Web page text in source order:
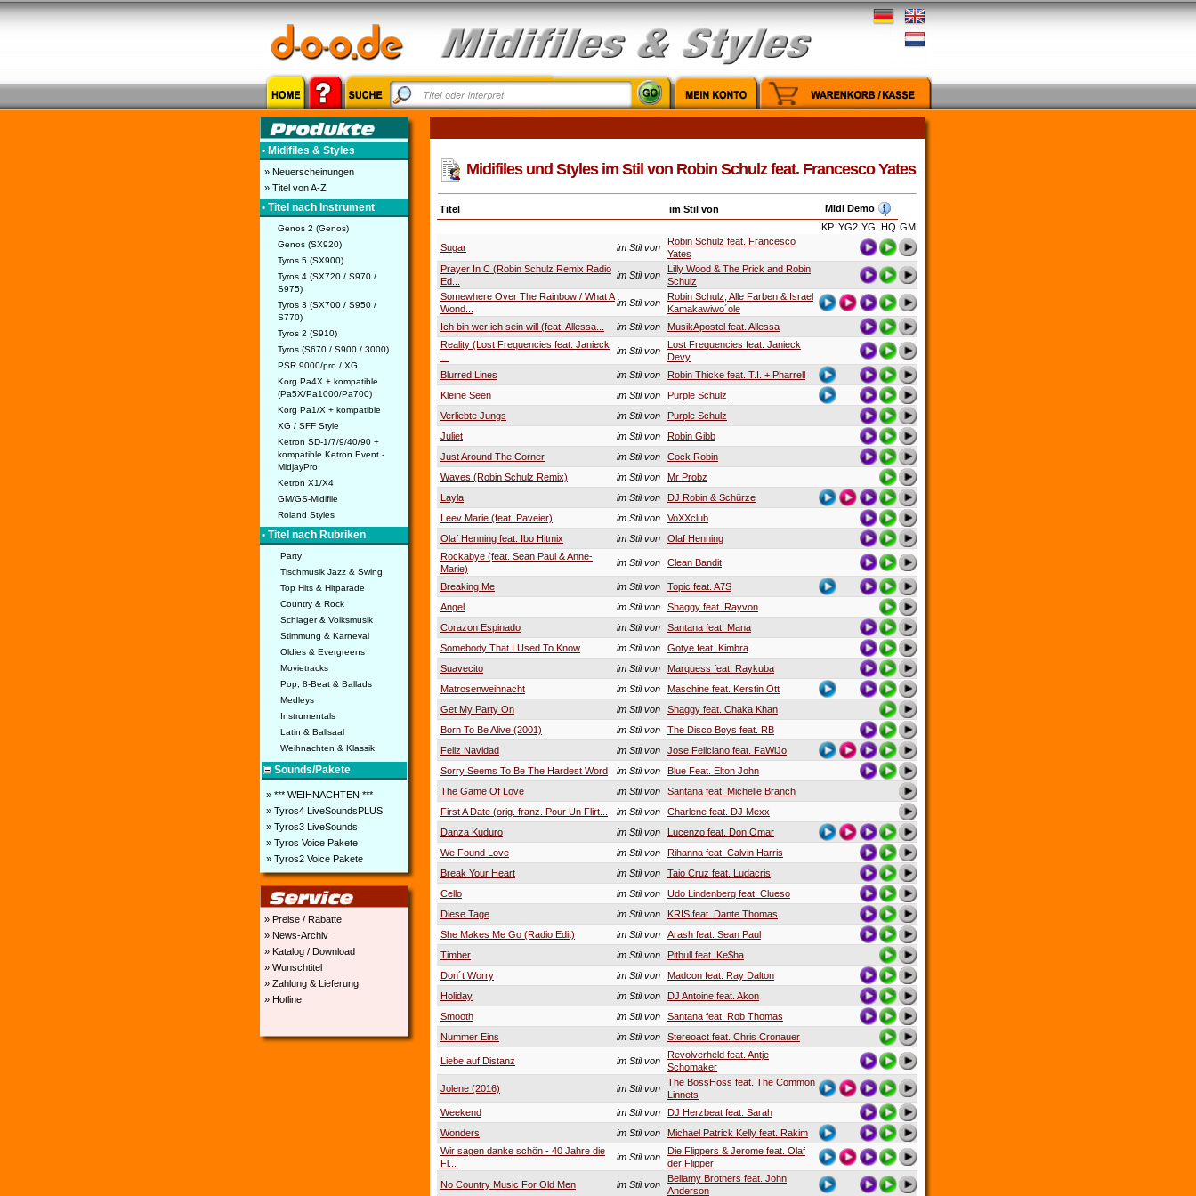
• Midifiles & Styles
» Neuerscheinungen
» Titel von A-Z
• Titel nach Instrument
Genos 2 (Genos)
Genos (SX920)
Tyros 5 (SX900)
Tyros 4 (SX720 / S970 /
S975)
Tyros 3 (SX700 / S950 /
S770)
Tyros 2 (S910)
Tyros (S670 / S900 / 3000)
PSR 9000/pro / XG
Korg Pa4X + kompatible
(Pa5X/Pa1000/Pa700)
Korg Pa1/X + kompatible
XG / SFF Style
Ketron SD-1/7/9/40/90 +
kompatible Ketron Event -
MidjayPro
Ketron X1/X4
GM/GS-Midifile
Roland Styles
• Titel nach Rubriken
Party
Tischmusik Jazz & Swing
Top Hits & Hitparade
Country & Rock
Schlager & Volksmusik
Stimmung & Karneval
Oldies & Evergreens
Movietracks
Pop, 8-Beat & Ballads
Medleys
Instrumentals
Latin & Ballsaal
Weihnachten & Klassik
Sounds/Pakete
» *** WEIHNACHTEN ***
» Tyros4 LiveSoundsPLUS
» Tyros3 LiveSounds
» Tyros Voice Pakete
» Tyros2 Voice Pakete
» Preise / Rabatte
» News-Archiv
» Katalog / Download
» Wunschtitel
» Zahlung & Lieferung
» Hotline
Midifiles und Styles im Stil von Robin Schulz feat. Francesco Yates
Titel im Stil von
Midi Demo
KP YG2 YG HQ GM
Sugar
im Stil von
Robin Schulz feat. Francesco
Yates
Prayer In C (Robin Schulz Remix Radio
Ed...
im Stil von
Lilly Wood & The Prick and Robin
Schulz
Somewhere Over The Rainbow / What A
Wond...
im Stil von
Robin Schulz, Alle Farben & Israel
Kamakawiwo´ole
Ich bin wer ich sein will (feat. Allessa...
im Stil von
MusikApostel feat. Allessa
Reality (Lost Frequencies feat. Janieck
im Stil von
Lost Frequencies feat. Janieck
Devy
Blurred Lines
im Stil von
Robin Thicke feat. T.I. + Pharrell
Kleine Seen
im Stil von
Purple Schulz
Verliebte Jungs
im Stil von
Purple Schulz
Juliet
im Stil von
Robin Gibb
Just Around The Corner
im Stil von
Cock Robin
Waves (Robin Schulz Remix)
im Stil von
Mr Probz
Layla
im Stil von
DJ Robin & Schürze
Leev Marie (feat. Paveier)
im Stil von
VoXXclub
Olaf Henning feat. Ibo Hitmix
im Stil von
Olaf Henning
Rockabye (feat. Sean Paul & Anne-
Marie)
im Stil von Clean Bandit
Breaking Me im Stil von
Topic feat. A7S
Angel
im Stil von
Shaggy feat. Rayvon
Corazon Espinado
im Stil von
Santana feat. Mana
Somebody That I Used To Know
im Stil von
Gotye feat. Kimbra
Suavecito
im Stil von
Marquess feat. Raykuba
Matrosenweihnacht
im Stil von
Maschine feat. Kerstin Ott
Get My Party On
im Stil von
Shaggy feat. Chaka Khan
Born To Be Alive (2001)
im Stil von
The Disco Boys feat. RB
Feliz Navidad
im Stil von
Jose Feliciano feat. FaWiJo
Sorry Seems To Be The Hardest Word
im Stil von
Blue Feat. Elton John
The Game Of Love
im Stil von
Santana feat. Michelle Branch
First A Date (orig. franz. Pour Un Flirt...
im Stil von
Charlene feat. DJ Mexx
Danza Kuduro
im Stil von
Lucenzo feat. Don Omar
We Found Love
im Stil von
Rihanna feat. Calvin Harris
Break Your Heart
im Stil von
Taio Cruz feat. Ludacris
Cello
im Stil von
Udo Lindenberg feat. Clueso
Diese Tage
im Stil von
KRIS feat. Dante Thomas
She Makes Me Go (Radio Edit)
im Stil von
Arash feat. Sean Paul
Timber
im Stil von
Pitbull feat. Ke$ha
Don´t Worry
im Stil von
Madcon feat. Ray Dalton
Holiday
im Stil von
DJ Antoine feat. Akon
Smooth
im Stil von
Santana feat. Rob Thomas
Nummer Eins
im Stil von Stereoact feat. Chris Cronauer
Liebe auf Distanz im Stil von
Revolverheld feat. Antje
Schomaker
Jolene (2016)
im Stil von
The BossHoss feat. The Common
Linnets
Weekend
im Stil von
DJ Herzbeat feat. Sarah
Wonders
im Stil von
Michael Patrick Kelly feat. Rakim
Wir sagen danke schön - 40 Jahre die
Fl...
im Stil von
Die Flippers & Jerome feat. Olaf
der Flipper
No Country Music For Old Men
im Stil von
Bellamy Brothers feat. John
Anderson